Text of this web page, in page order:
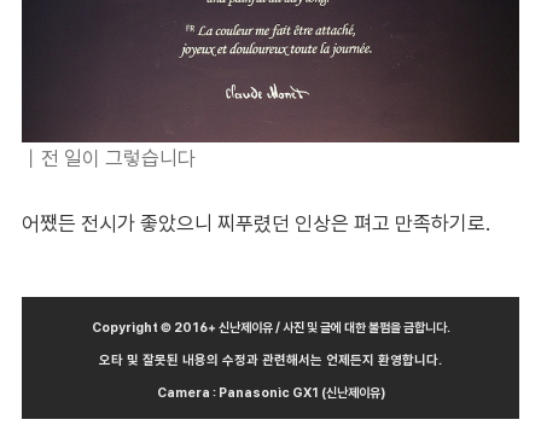
전 일이 그렇습니다
어쨌든 전시가 좋았으니 찌푸렸던 인상은 펴고 만족하기로.
Copyright © 2016+ 신난제이유 / 사진 및 글에 대한 불펌을 금합니다.
오타 및 잘못된 내용의 수정과 관련해서는 언제든지 환영합니다.
Camera : Panasonic GX1 (신난제이유)